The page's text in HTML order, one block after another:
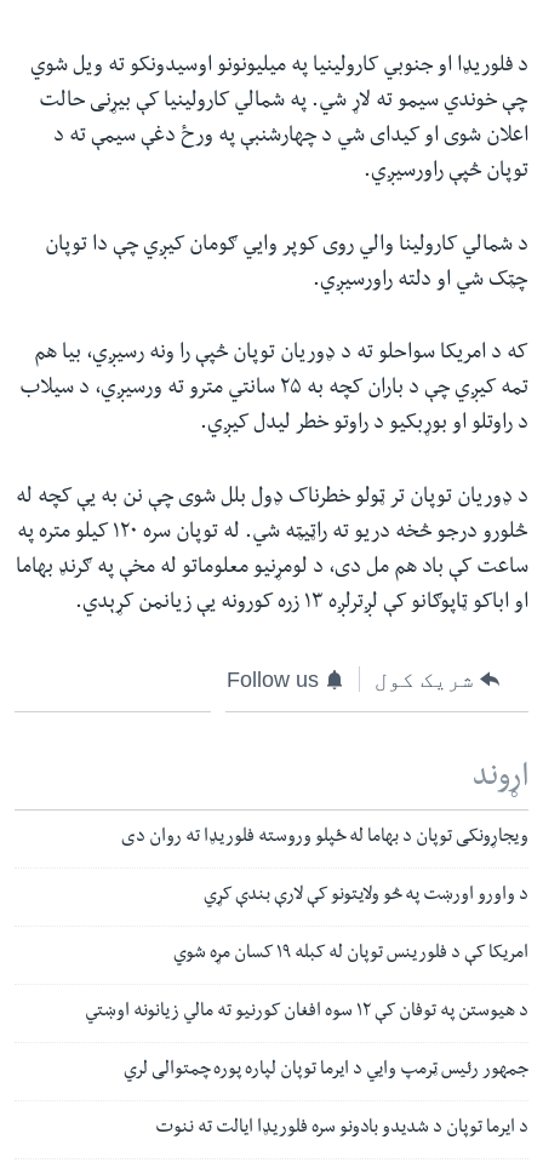
د فلوریډا او جنوبي کارولینیا په میلیونونو اوسیدونکو ته ویل شوي
چې خوندي سیمو ته لاړ شي. په شمالي کارولینیا کې بیړنی حالت
اعلان شوی او کیدای شي د چهارشنبې په ورځ دغې سیمې ته د
توپان څپې راورسیږي.
د شمالي کارولینا والي روی کوپر وايي ګومان کیږي چې دا توپان
چټک شي او دلته راورسیږي.
که د امریکا سواحلو ته د ډوریان توپان څپې را ونه رسیږي، بیا هم
تمه کیږي چې د باران کچه به ۲۵ سانتي مترو ته ورسیږي، د سیلاب
د راوتلو او بوړبکیو د راوتو خطر لیدل کیږي.
د ډوریان توپان تر ټولو خطرناک ډول بلل شوی چې نن به یې کچه له
څلورو درجو څخه دریو ته راټیټه شي. له توپان سره ۱۲۰ کیلو متره په
ساعت کې باد هم مل دی، د لومړنیو معلوماتو له مخې په ګرنډ بهاما
او اباکو ټاپوګانو کې لږترلږه ۱۳ زره کورونه یې زیانمن کړېدي.
شریک کول Follow us
اړوند
ویجاړونکی توپان د بهاما له ځپلو وروسته فلوریډا ته روان دی
د واورو اورښت په څو ولایتونو کې لارې بندې کړي
امریکا کې د فلورینس توپان له کبله ١٩ کسان مړه شوي
د هيوستن په توفان کې ۱۲ سوه افغان کورنيو ته مالي زيانونه اوښتي
جمهور رئیس ټرمپ وایي د ایرما توپان لپاره پوره چمتوالی لري
د ایرما توپان د شدیدو بادونو سره فلوریډا ایالت ته ننوت